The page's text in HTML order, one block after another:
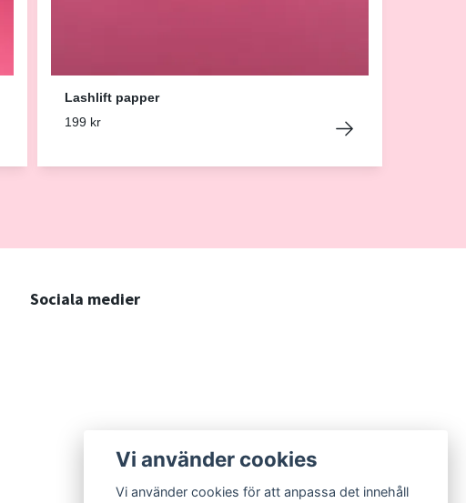
Lashlift papper
199 kr
Sociala medier
Vi använder cookies
Vi använder cookies för att anpassa det innehåll